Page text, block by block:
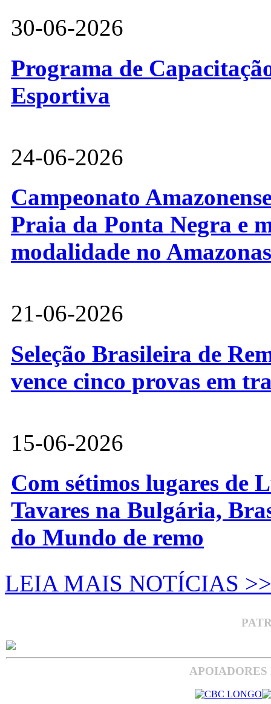
30-06-2026
Programa de
Esportiva
24-06-2026
Campeonato
Praia da Ponta Negra e
modalidade no Amazonas
21-06-2026
Seleção Brasileira de
vence cinco provas em
15-06-2026
Com sétimos lugares de
Tavares na Bulgária,
do Mundo de remo
LEIA MAIS NOTÍCIAS >>